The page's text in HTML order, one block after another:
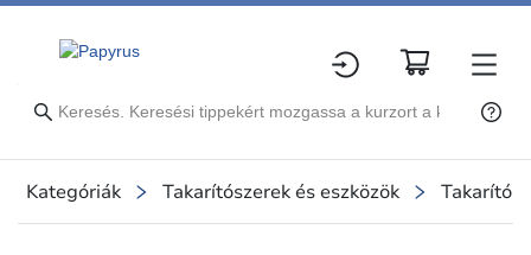
Kategóriák Takarítószerek és eszközök